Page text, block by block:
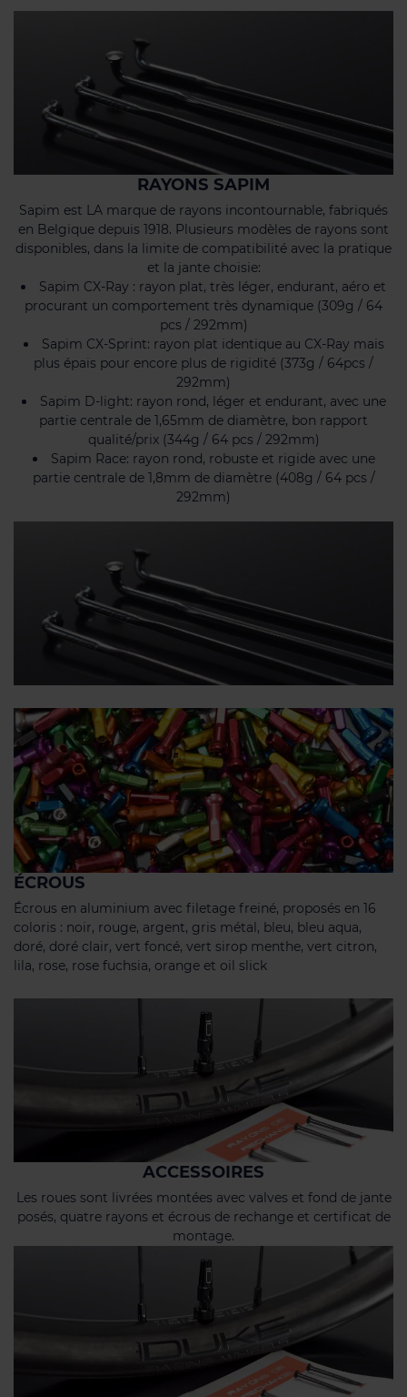
RAYONS SAPIM
Sapim est LA marque de rayons incontournable, fabriqués
en Belgique depuis 1918. Plusieurs modèles de rayons sont
disponibles, dans la limite de compatibilité avec la pratique
et la jante choisie:
Sapim CX-Ray : rayon plat, très léger, endurant, aéro et
procurant un comportement très dynamique (309g / 64
pcs / 292mm)
Sapim CX-Sprint: rayon plat identique au CX-Ray mais
plus épais pour encore plus de rigidité (373g / 64pcs /
292mm)
Sapim D-light: rayon rond, léger et endurant, avec une
partie centrale de 1,65mm de diamètre, bon rapport
qualité/prix (344g / 64 pcs / 292mm)
Sapim Race: rayon rond, robuste et rigide avec une
partie centrale de 1,8mm de diamètre (408g / 64 pcs /
292mm)
ÉCROUS
Écrous en aluminium avec filetage freiné, proposés en 16
coloris : noir, rouge, argent, gris métal, bleu, bleu aqua,
doré, doré clair, vert foncé, vert sirop menthe, vert citron,
lila, rose, rose fuchsia, orange et oil slick
ACCESSOIRES
Les roues sont livrées montées avec valves et fond de jante
posés, quatre rayons et écrous de rechange et certificat de
montage.